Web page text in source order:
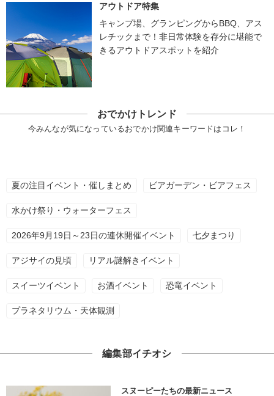
アウトドア特集
キャンプ場、グランピングからBBQ、アス
レチックまで！非日常体験を存分に堪能で
きるアウトドアスポットを紹介
おでかけトレンド
今みんなが気になっているおでかけ関連キーワードはコレ！
夏の注目イベント・催しまとめ ビアガーデン・ビアフェス
水かけ祭り・ウォーターフェス
2026年9月19日～23日の連休開催イベント 七夕まつり
アジサイの見頃 リアル謎解きイベント
スイーツイベント お酒イベント 恐竜イベント
プラネタリウム・天体観測
編集部イチオシ
スヌーピーたちの最新ニュース